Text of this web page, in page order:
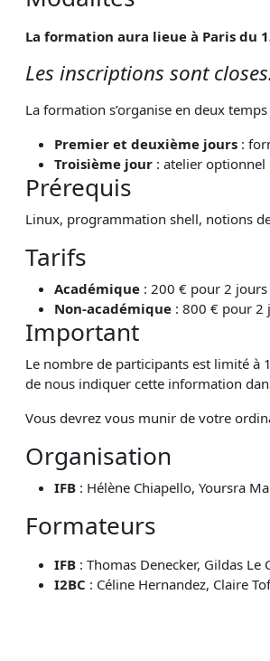
La formation aura lieue à Paris du
Les inscriptions sont
La formation s’organise en deux temps
Premier et deuxième jours :
Troisième jour : atelier
Prérequis
Linux, programmation shell, notions
Tarifs
Académique : 200 € pour 2
Non-académique : 800 € pour 2
Important
Le nombre de participants est limité à
de nous indiquer cette information
Vous devrez vous munir de votre
Organisation
IFB : Hélène Chiapello, Yoursra
Formateurs
IFB : Thomas Denecker, Gildas Le
I2BC : Céline Hernandez, Claire